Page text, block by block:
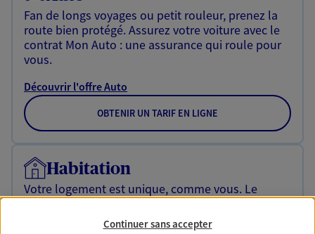
Fan de longs voyages ou petit rouleur, prenez la
route bien protégé. Assurez votre voiture avec le
contrat Mon Auto : une assurance qui roule pour
vous.
Découvrir l'offre Auto
OBTENIR UN TARIF EN LIGNE
Habitation
Votre logement est unique, comme vous. Le
contrat Ma Maison assure votre sérénité en
protégeant ce qui vous tient à coeur.
Continuer sans accepter